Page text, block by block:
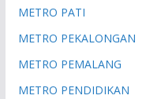
METRO PATI
METRO PEKALONGAN
METRO PEMALANG
METRO PENDIDIKAN